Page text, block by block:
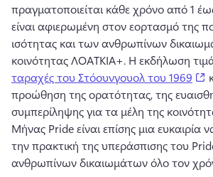
πραγματοποιείται κάθε χρόνο από 1
είναι αφιερωμένη στον εορτασμό της
ισότητας και των ανθρωπίνων
κοινότητας ΛΟΑΤΚΙΑ+. Η εκδήλωση
ταραχές του Στόουνγουολ του 1969
προώθηση της ορατότητας, της
συμπερίληψης για τα μέλη της
Μήνας Pride είναι επίσης μια ευκαιρία
την πρακτική της υπεράσπισης του
ανθρωπίνων δικαιωμάτων όλο τον